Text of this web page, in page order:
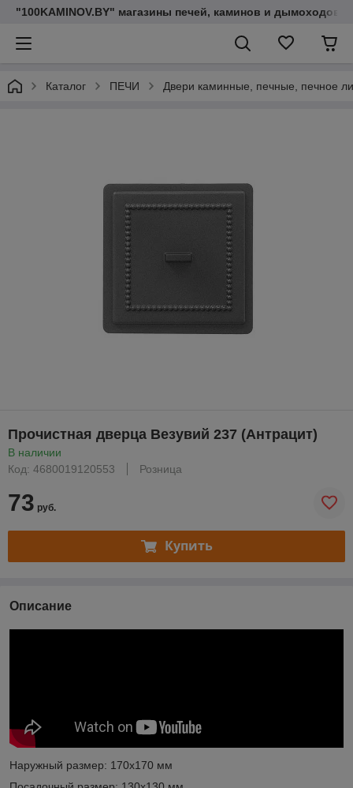
"100KAMINOV.BY" магазины печей, каминов и дымоходов
Каталог ПЕЧИ Двери каминные, печные, печное
Прочистная дверца Везувий 237 (Антрацит)
В наличии
Код: 4680019120553
Розница
73 руб.
Купить
Описание
Наружный размер: 170x170 мм